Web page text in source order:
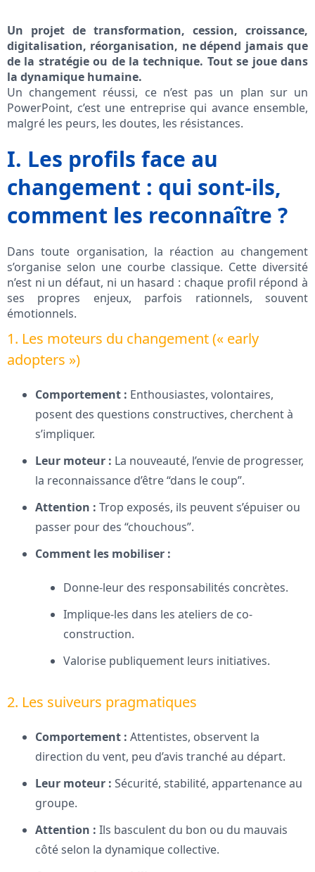
Un projet de transformation, cession, croissance,
digitalisation, réorganisation, ne dépend jamais que
de la stratégie ou de la technique. Tout se joue dans
la dynamique humaine.
Un changement réussi, ce n’est pas un plan sur un
PowerPoint, c’est une entreprise qui avance ensemble,
malgré les peurs, les doutes, les résistances.
I. Les profils face au
changement : qui sont-ils,
comment les reconnaître ?
Dans toute organisation, la réaction au changement
s’organise selon une courbe classique. Cette diversité
n’est ni un défaut, ni un hasard : chaque profil répond à
ses propres enjeux, parfois rationnels, souvent
émotionnels.
1. Les moteurs du changement (« early
adopters »)
Comportement : Enthousiastes, volontaires,
posent des questions constructives, cherchent à
s’impliquer.
Leur moteur : La nouveauté, l’envie de progresser,
la reconnaissance d’être “dans le coup”.
Attention : Trop exposés, ils peuvent s’épuiser ou
passer pour des “chouchous”.
Comment les mobiliser :
Donne-leur des responsabilités concrètes.
Implique-les dans les ateliers de co-
construction.
Valorise publiquement leurs initiatives.
2. Les suiveurs pragmatiques
Comportement : Attentistes, observent la
direction du vent, peu d’avis tranché au départ.
Leur moteur : Sécurité, stabilité, appartenance au
groupe.
Attention : Ils basculent du bon ou du mauvais
côté selon la dynamique collective.